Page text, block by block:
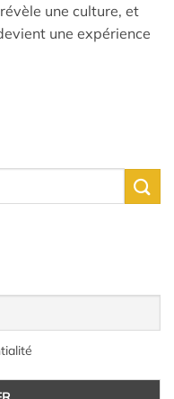
une culture, et
une expérience